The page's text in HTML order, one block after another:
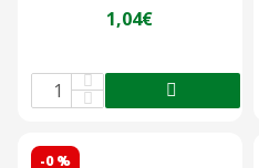
1,04€
-0 %